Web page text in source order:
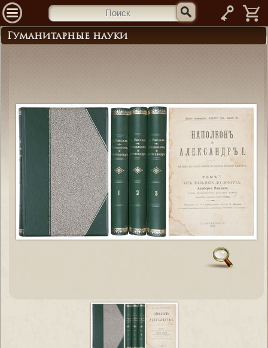
—
Гуманитарные науки